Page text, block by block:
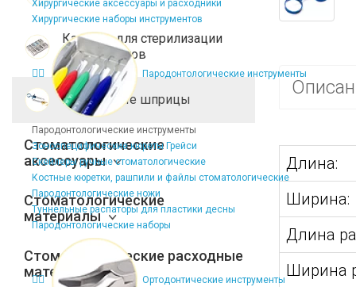
Хирургические аксессуары и расходники
Хирургические наборы инструментов
Пародонтологические инструменты
Пародонтологические инструменты
Зоноспецифические кюреты Грейси
Скейлеры ручные стоматологические
Костные кюретки, рашпили и файлы стоматологические
Пародонтологические ножи
Туннельные распаторы для пластики десны
Пародонтологические наборы
Ортодонтические инструменты
Кассеты для стерилизации
инструментов
Карпульные шприцы
Стоматологические
аксессуары
Стоматологические
материалы
Стоматологические расходные
материалы
Длина:
Ширина:
Длина
Ширина